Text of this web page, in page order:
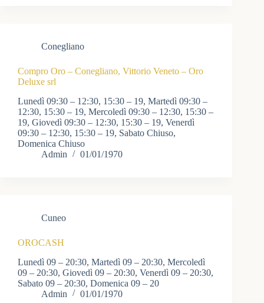
Conegliano
Compro Oro – Conegliano, Vittorio Veneto – Oro
Deluxe srl
Lunedì 09:30 – 12:30, 15:30 – 19, Martedì 09:30 –
12:30, 15:30 – 19, Mercoledì 09:30 – 12:30, 15:30 –
19, Giovedì 09:30 – 12:30, 15:30 – 19, Venerdì
09:30 – 12:30, 15:30 – 19, Sabato Chiuso,
Domenica Chiuso
Admin
01/01/1970
Cuneo
OROCASH
Lunedì 09 – 20:30, Martedì 09 – 20:30, Mercoledì
09 – 20:30, Giovedì 09 – 20:30, Venerdì 09 – 20:30,
Sabato 09 – 20:30, Domenica 09 – 20
Admin
01/01/1970